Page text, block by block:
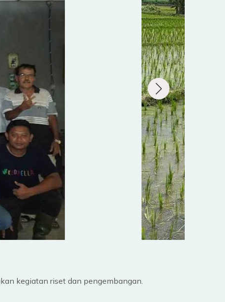
kegiatan riset dan pengembangan.